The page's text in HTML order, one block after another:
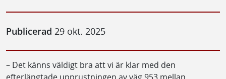
Publicerad 29 okt. 2025
– Det känns väldigt bra att vi är klar med den
efterlängtade upprustningen av väg 953 mellan